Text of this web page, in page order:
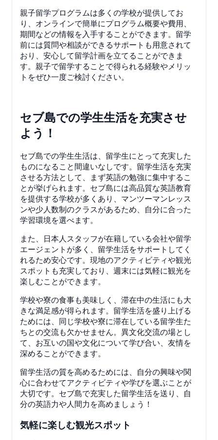
親子留学プログラムは多くの学校が提供してお
り、オンラインで簡単にプログラム概要や費用、
期間などの情報を入手することができます。留学
前には質問や相談ができるサポートも用意されて
おり、安心して留学計画を立てることができま
す。親子で留学することで得られる経験やメリッ
トをぜひ一度ご検討ください。
セブ島での学生生活を充実させ
よう！
セブ島での学生生活は、留学生にとって充実した
ものになること間違いなしです。留学生活を充実
させる方法として、まず英語の勉強に集中するこ
とが挙げられます。セブ島には高品質な英語教育
を提供する学校が多くあり、マンツーマンレッス
ンや少人数制のクラスがあるため、自分に合った
学習環境を選べます。
また、日本人スタッフが在籍している会社や留学
エージェントが多く、留学生活をサポートしてく
れるため安心です。現地のアクティビティや観光
スポットも充実しており、週末には気軽に観光を
楽しむことができます。
学校や寮の食事も美味しく、滞在中の生活にも大
きな満足感が得られます。留学生活を盛り上げる
ためには、同じ学校や寮に滞在している留学生た
ちとの交流も欠かせません。異文化交流の場とし
て、お互いの国や文化について学び合い、友情を
深めることができます。
留学生活の質を高めるためには、自分の興味や関
心に合わせてアクティビティや学びを選ぶことが
大切です。セブ島で充実した留学生活を送り、自
分の英語力や人間力を高めましょう！
気軽に楽しむ観光スポット